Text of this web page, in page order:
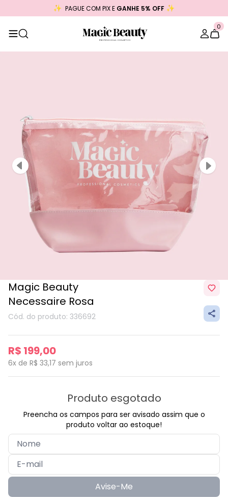
PAGUE COM PIX E GANHE 5% OFF
0
Magic Beauty
Necessaire Rosa
Cód. do produto: 336692
R$ 199,00
6x de R$ 33,17 sem juros
Produto esgotado
Preencha os campos para ser avisado assim que o
produto voltar ao estoque!
Avise-Me